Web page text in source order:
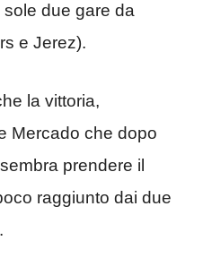
due gare da
e Jerez).
la vittoria,
Mercado che dopo
prendere il
raggiunto dai due